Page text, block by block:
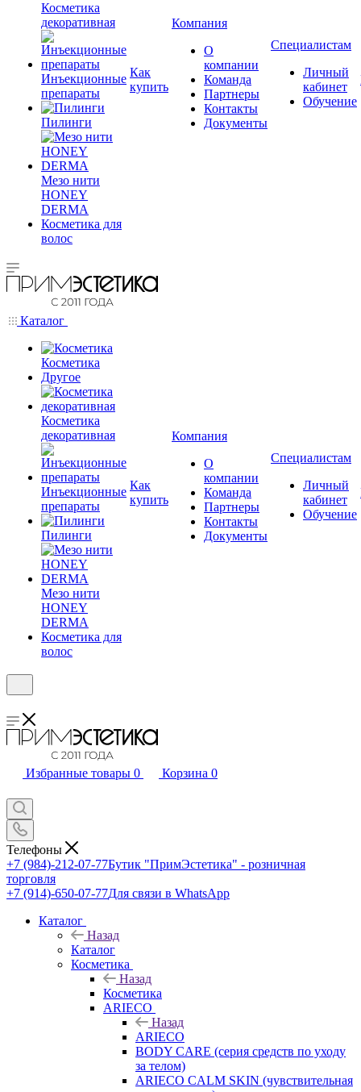
Косметика
декоративная
Инъекционные
препараты
Пилинги
Мезо нити
HONEY
DERMA
Косметика для
волос
Как
купить
Компания
О
компании
Команда
Партнеры
Контакты
Документы
Специалистам
Личный
кабинет
Обучение
Каталог
Косметика
Другое
Косметика
декоративная
Инъекционные
препараты
Пилинги
Мезо нити
HONEY
DERMA
Косметика для
волос
Как
купить
Компания
О
компании
Команда
Партнеры
Контакты
Документы
Специалистам
Личный
кабинет
Обучение
Избранные товары 0 Корзина 0
Телефоны
+7 (984)-212-07-77Бутик "ПримЭстетика" - розничная
торговля
+7 (914)-650-07-77Для связи в WhatsApp
Каталог
Назад
Каталог
Косметика
Назад
Косметика
ARIECO
Назад
ARIECO
BODY CARE (серия средств по уходу
за телом)
ARIECO CALM SKIN (чувствительная